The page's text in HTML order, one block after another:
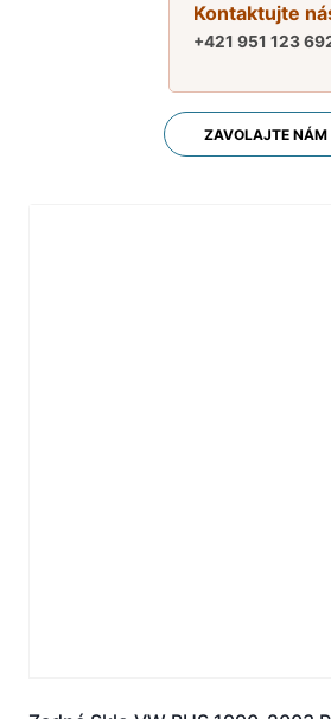
Kontaktujte
+421 951 123
ZAVOLAJTE NÁM